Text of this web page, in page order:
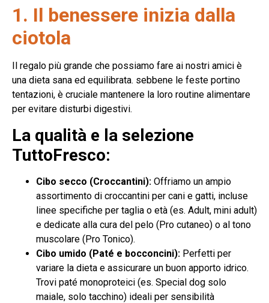
1. Il benessere inizia dalla
ciotola
Il regalo più grande che possiamo fare ai nostri amici è
una dieta sana ed equilibrata. sebbene le feste portino
tentazioni, è cruciale mantenere la loro routine alimentare
per evitare disturbi digestivi.
La qualità e la selezione
TuttoFresco:
Cibo secco (Croccantini): Offriamo un ampio
assortimento di croccantini per cani e gatti, incluse
linee specifiche per taglia o età (es. Adult, mini adult)
e dedicate alla cura del pelo (Pro cutaneo) o al tono
muscolare (Pro Tonico).
Cibo umido (Paté e bocconcini): Perfetti per
variare la dieta e assicurare un buon apporto idrico.
Trovi paté monoproteici (es. Special dog solo
maiale, solo tacchino) ideali per sensibilità